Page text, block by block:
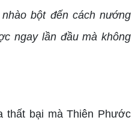
bột đến cách nướng
ngay lần đầu mà không
thất bại mà Thiên Phước